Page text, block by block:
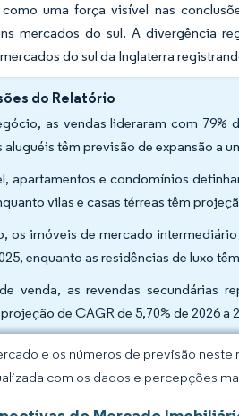
uma força visível nas
mercados do sul. A divergência
do sul da Inglaterra
do Relatório
as vendas lideraram com
aluguéis têm previsão de expansão a
apartamentos e condomínios
vilas e casas térreas têm
os imóveis de mercado
enquanto as residências de luxo
venda, as revendas secundárias
de CAGR de 5,70% de 2026 a
e os números de previsão
com os dados e percepções